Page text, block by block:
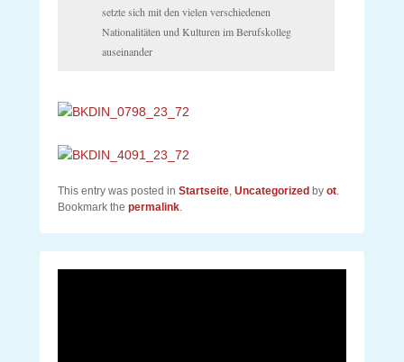
setzte sich mit den vielen verschiedenen
Nationalitäten und Kulturen im Berufskolleg
auseinander
This entry was posted in Startseite Uncategorized by ot
Bookmark the permalink